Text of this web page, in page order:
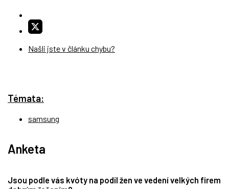
Našli jste v článku chybu?
Témata:
samsung
Anketa
Jsou podle vás kvóty na podíl žen ve vedení velkých firem